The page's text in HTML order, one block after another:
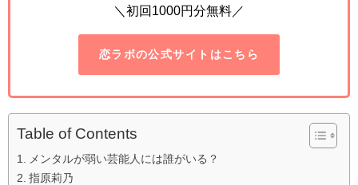
＼初回1000円分無料／
恋ラボの公式サイトはこちら
Table of Contents
メンタルが弱い芸能人には誰がいる？
指原莉乃